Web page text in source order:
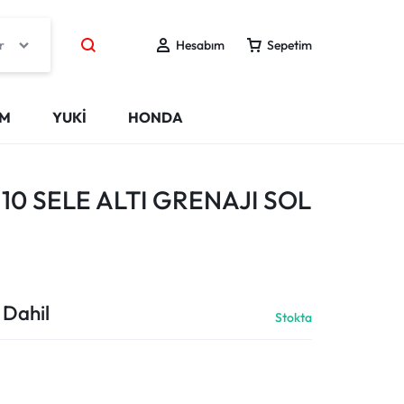
Hesabım Sepetim
YUKİ HONDA
SELE ALTI GRENAJI SOL
Stokta